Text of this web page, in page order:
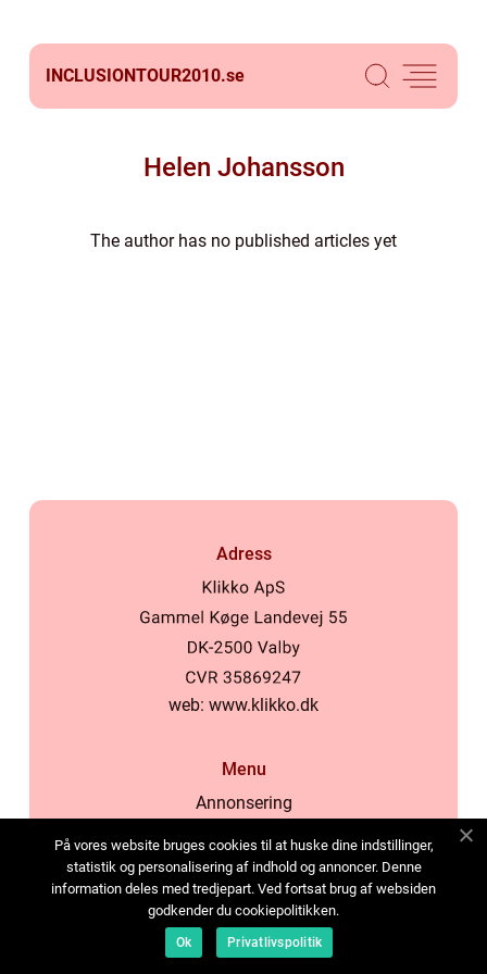
INCLUSIONTOUR2010.se
Helen Johansson
The author has no published articles yet
Adress
web: www.klikko.dk
Menu
Annonsering
Cookies
Kontakta oss
Sitemap
På vores website bruges cookies til at huske dine indstillinger,
statistik og personalisering af indhold og annoncer. Denne
information deles med tredjepart. Ved fortsat brug af websiden
godkender du cookiepolitikken.
Ok Privatlivspolitik